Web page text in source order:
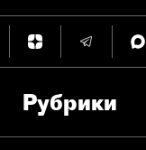
Рубрики